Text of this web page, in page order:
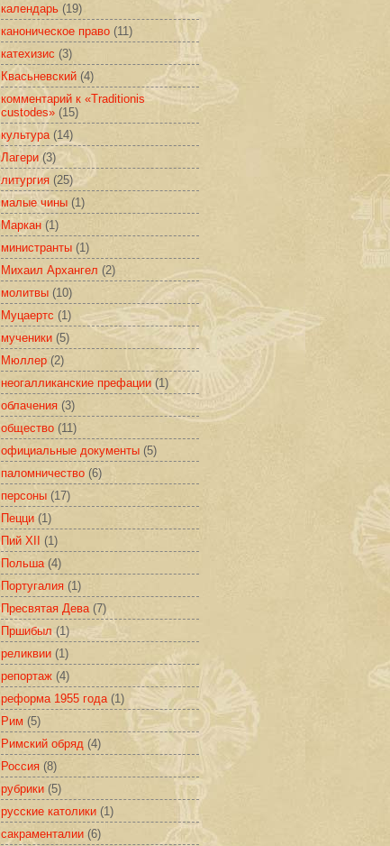
календарь (19)
каноническое право (11)
катехизис (3)
Квасьневский (4)
комментарий к «Traditionis
custodes» (15)
культура (14)
Лагери (3)
литургия (25)
малые чины (1)
Маркан (1)
министранты (1)
Михаил Архангел (2)
молитвы (10)
Муцаертс (1)
мученики (5)
Мюллер (2)
неогалликанские префации (1)
облачения (3)
общество (11)
официальные документы (5)
паломничество (6)
персоны (17)
Пецци (1)
Пий XII (1)
Польша (4)
Португалия (1)
Пресвятая Дева (7)
Пршибыл (1)
реликвии (1)
репортаж (4)
реформа 1955 года (1)
Рим (5)
Римский обряд (4)
Россия (8)
рубрики (5)
русские католики (1)
сакраменталии (6)